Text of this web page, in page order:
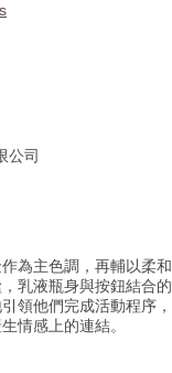
公司
為主色調，再輔以柔
乳液瓶身與按鈕結合
領他們完成活動程序
情感上的連結。